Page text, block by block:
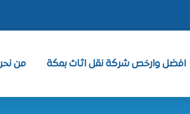
افضل وارخص شركة نقل اثاث بمكة من